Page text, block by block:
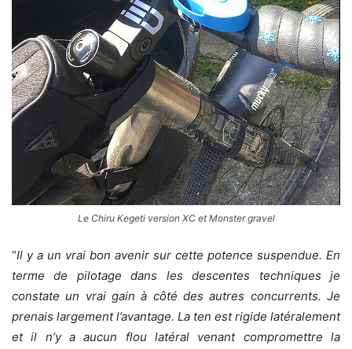
Le Chiru Kegeti version XC et Monster gravel
“Il y a un vrai bon avenir sur cette potence suspendue. En
terme de pilotage dans les descentes techniques je
constate un vrai gain à côté des autres concurrents. Je
prenais largement l’avantage. La ten est rigide latéralement
et il n’y a aucun flou latéral venant compromettre la